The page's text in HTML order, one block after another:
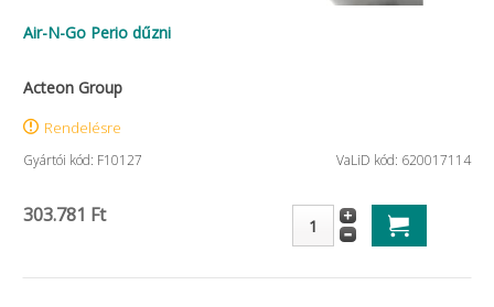
Air-N-Go Perio dűzni
Acteon Group
Rendelésre
Gyártói kód: F10127 VaLiD kód: 620017114
303.781 Ft